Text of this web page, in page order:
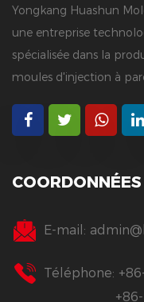
Yongkang Huashun
une entreprise
spécialisée dans la
moules d'injection à
COORDONNÉES
E-mail:
Téléphone: